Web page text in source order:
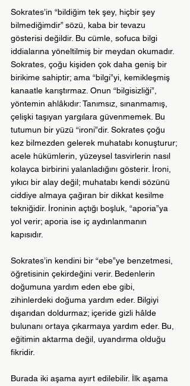
Sokrates’in “bildiğim tek şey, hiçbir şey
bilmediğimdir” sözü, kaba bir tevazu
gösterisi değildir. Bu cümle, sofuca bilgi
iddialarına yöneltilmiş bir meydan okumadır.
Sokrates, çoğu kişiden çok daha geniş bir
birikime sahiptir; ama “bilgi”yi, kemikleşmiş
kanaatle karıştırmaz. Onun “bilgisizliği”,
yöntemin ahlâkıdır: Tanımsız, sınanmamış,
çelişki taşıyan yargılara güvenmemek. Bu
tutumun bir yüzü “ironi”dir. Sokrates çoğu
kez bilmezden gelerek muhatabı konuşturur;
acele hükümlerin, yüzeysel tasvirlerin nasıl
kolayca birbirini yalanladığını gösterir. İroni,
yıkıcı bir alay değil; muhatabı kendi sözünü
ciddiye almaya çağıran bir dikkat kesilme
tekniğidir. İroninin açtığı boşluk, “aporia”ya
yol verir; aporia ise iç aydınlanmanın
kapısıdır.
Sokrates’in kendini bir “ebe”ye benzetmesi,
öğretisinin çekirdeğini verir. Bedenlerin
doğumuna yardım eden ebe gibi,
zihinlerdeki doğuma yardım eder. Bilgiyi
dışarıdan doldurmaz; içeride gizli hâlde
bulunanı ortaya çıkarmaya yardım eder. Bu,
eğitimin aktarma değil, uyandırma olduğu
fikridir.
Burada iki aşama ayırt edilebilir. İlk aşama